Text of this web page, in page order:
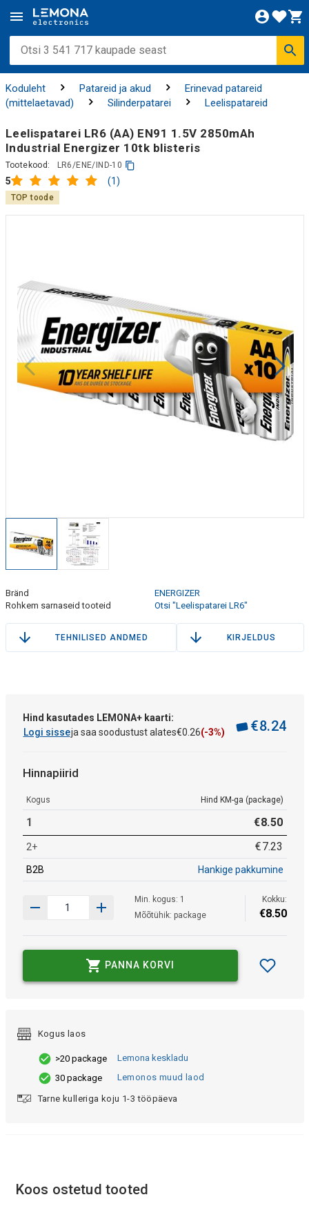
Koduleht Patareid ja akud
Erinevad patareid
(mittelaetavad)
Silinderpatarei Leelispatareid
Leelispatarei LR6 (AA) EN91 1.5V 2850mAh
Industrial Energizer 10tk blisteris
5 (1)
Tootekood: LR6/ENE/IND-10
TOP toode
Bränd
ENERGIZER
Rohkem sarnaseid tooteid
Otsi "Leelispatarei LR6"
TEHNILISED ANDMED KIRJELDUS
Hind kasutades LEMONA+ kaarti:
Logi sisseja saa soodustust alates€0 26(-3%) €8.24
Hinnapiirid
Kogus Hind KM-ga (package)
1 €8.50
2+ €7.23
B2B Hankige pakkumine
Min. kogus: 1
Mõõtühik: package
Kokku:
€8.50
PANNA KORVI
Kogus laos
>20 package
Lemona keskladu
30 package
Lemonos muud laod
Tarne kulleriga koju 1-3 tööpäeva
Koos ostetud tooted